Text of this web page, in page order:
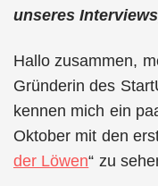
unseres
Hallo zusammen,
Gründerin des
kennen mich ein
Oktober mit den
der Löwen“ zu